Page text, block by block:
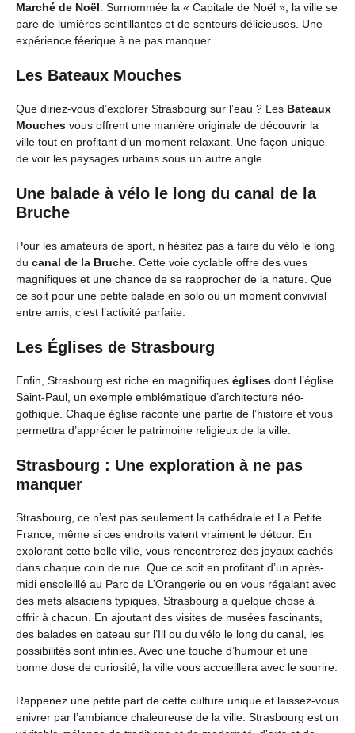
Marché de Noël. Surnommée la « Capitale de Noël », la ville se
pare de lumières scintillantes et de senteurs délicieuses. Une
expérience féerique à ne pas manquer.
Les Bateaux Mouches
Que diriez-vous d’explorer Strasbourg sur l’eau ? Les Bateaux
Mouches vous offrent une manière originale de découvrir la
ville tout en profitant d’un moment relaxant. Une façon unique
de voir les paysages urbains sous un autre angle.
Une balade à vélo le long du canal de la
Bruche
Pour les amateurs de sport, n’hésitez pas à faire du vélo le long
du canal de la Bruche. Cette voie cyclable offre des vues
magnifiques et une chance de se rapprocher de la nature. Que
ce soit pour une petite balade en solo ou un moment convivial
entre amis, c’est l’activité parfaite.
Les Églises de Strasbourg
Enfin, Strasbourg est riche en magnifiques églises dont l’église
Saint-Paul, un exemple emblématique d’architecture néo-
gothique. Chaque église raconte une partie de l’histoire et vous
permettra d’apprécier le patrimoine religieux de la ville.
Strasbourg : Une exploration à ne pas
manquer
Strasbourg, ce n’est pas seulement la cathédrale et La Petite
France, même si ces endroits valent vraiment le détour. En
explorant cette belle ville, vous rencontrerez des joyaux cachés
dans chaque coin de rue. Que ce soit en profitant d’un après-
midi ensoleillé au Parc de L’Orangerie ou en vous régalant avec
des mets alsaciens typiques, Strasbourg a quelque chose à
offrir à chacun. En ajoutant des visites de musées fascinants,
des balades en bateau sur l’Ill ou du vélo le long du canal, les
possibilités sont infinies. Avec une touche d’humour et une
bonne dose de curiosité, la ville vous accueillera avec le sourire.
Rappenez une petite part de cette culture unique et laissez-vous
enivrer par l’ambiance chaleureuse de la ville. Strasbourg est un